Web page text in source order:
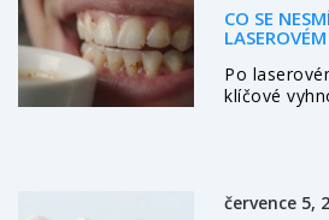
CO SE
VYHNOUT
Po
klíčové
července 5,